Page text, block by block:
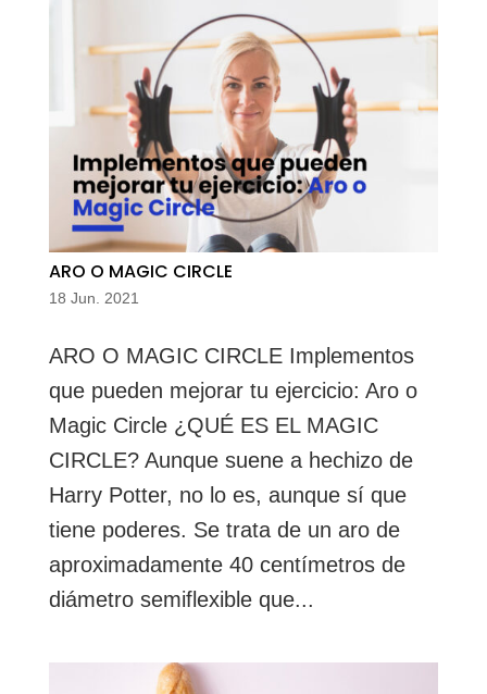
ARO O MAGIC CIRCLE
18 Jun. 2021
ARO O MAGIC CIRCLE Implementos
que pueden mejorar tu ejercicio: Aro o
Magic Circle ¿QUÉ ES EL MAGIC
CIRCLE? Aunque suene a hechizo de
Harry Potter, no lo es, aunque sí que
tiene poderes. Se trata de un aro de
aproximadamente 40 centímetros de
diámetro semiflexible que...